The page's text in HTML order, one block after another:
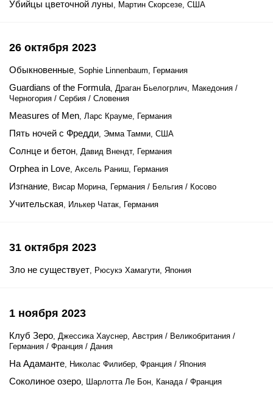
Убийцы цветочной луны, Мартин Скорсезе, США
26 октября 2023
Обыкновенные, Sophie Linnenbaum, Германия
Guardians of the Formula, Драган Бьелогрлич, Македония /
Черногория / Сербия / Словения
Measures of Men, Ларс Крауме, Германия
Пять ночей с Фредди, Эмма Тамми, США
Солнце и бетон, Давид Внендт, Германия
Orphea in Love, Аксель Раниш, Германия
Изгнание, Висар Морина, Германия / Бельгия / Косово
Учительская, Илькер Чатак, Германия
31 октября 2023
Зло не существует, Рюсукэ Хамагути, Япония
1 ноября 2023
Клуб Зеро, Джессика Хауснер, Австрия / Великобритания /
Германия / Франция / Дания
На Адаманте, Николас Филибер, Франция / Япония
Соколиное озеро, Шарлотта Ле Бон, Канада / Франция